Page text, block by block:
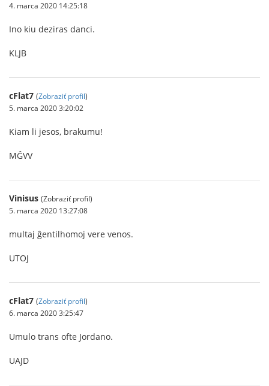
4. marca 2020 14:25:18
Ino kiu deziras danci.
KLJB
cFlat7 (Zobraziť profil)
5. marca 2020 3:20:02
Kiam li jesos, brakumu!
MĜVV
Vinisus (Zobraziť profil)
5. marca 2020 13:27:08
multaj ĝentilhomoj vere venos.
UTOJ
cFlat7 (Zobraziť profil)
6. marca 2020 3:25:47
Umulo trans ofte Jordano.
UAJD